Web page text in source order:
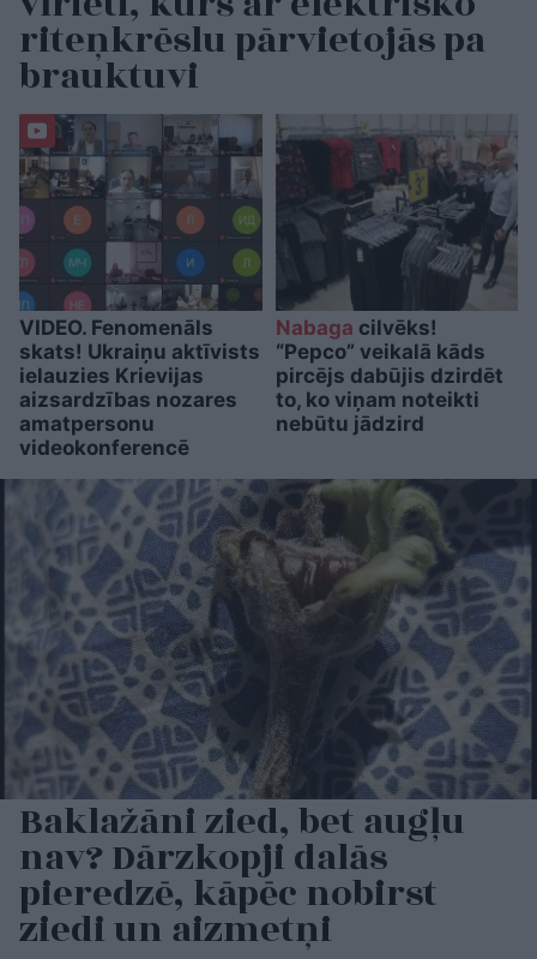
riteņkrēslu pārvietojās pa
brauktuvi
VIDEO. Fenomenāls
skats! Ukraiņu aktīvists
ielauzies Krievijas
aizsardzības nozares
amatpersonu
videokonferencē
Nabaga cilvēks!
“Pepco” veikalā kāds
pircējs dabūjis dzirdēt
to, ko viņam noteikti
nebūtu jādzird
Baklažāni zied, bet augļu
nav? Dārzkopji dalās
pieredzē, kāpēc nobirst
ziedi un aizmetņi